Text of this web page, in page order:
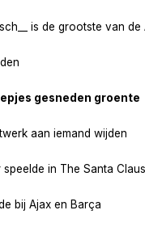
is de grootste van de
gesneden groente
aan iemand wijden
in The Santa
bij Ajax en Barça